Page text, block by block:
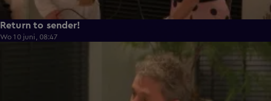
Return to sender!
Wo 10 juni, 08:47